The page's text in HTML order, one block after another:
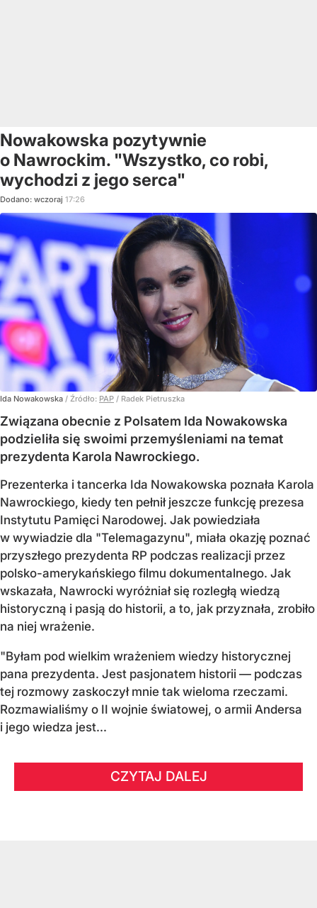
Nowakowska pozytywnie
o Nawrockim. "Wszystko, co robi,
wychodzi z jego serca"
Dodano: wczoraj 17:26
Ida Nowakowska / Źródło: PAP / Radek Pietruszka
Związana obecnie z Polsatem Ida Nowakowska
podzieliła się swoimi przemyśleniami na temat
prezydenta Karola Nawrockiego.
Prezenterka i tancerka Ida Nowakowska poznała Karola
Nawrockiego, kiedy ten pełnił jeszcze funkcję prezesa
Instytutu Pamięci Narodowej. Jak powiedziała
w wywiadzie dla "Telemagazynu", miała okazję poznać
przyszłego prezydenta RP podczas realizacji przez
polsko-amerykańskiego filmu dokumentalnego. Jak
wskazała, Nawrocki wyróżniał się rozległą wiedzą
historyczną i pasją do historii, a to, jak przyznała, zrobiło
na niej wrażenie.
"Byłam pod wielkim wrażeniem wiedzy historycznej
pana prezydenta. Jest pasjonatem historii — podczas
tej rozmowy zaskoczył mnie tak wieloma rzeczami.
Rozmawialiśmy o II wojnie światowej, o armii Andersa
i jego wiedza jest...
CZYTAJ DALEJ